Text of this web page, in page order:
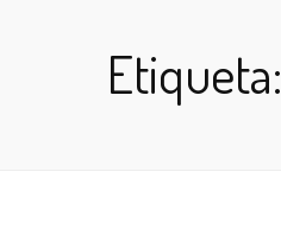
Etiqueta: